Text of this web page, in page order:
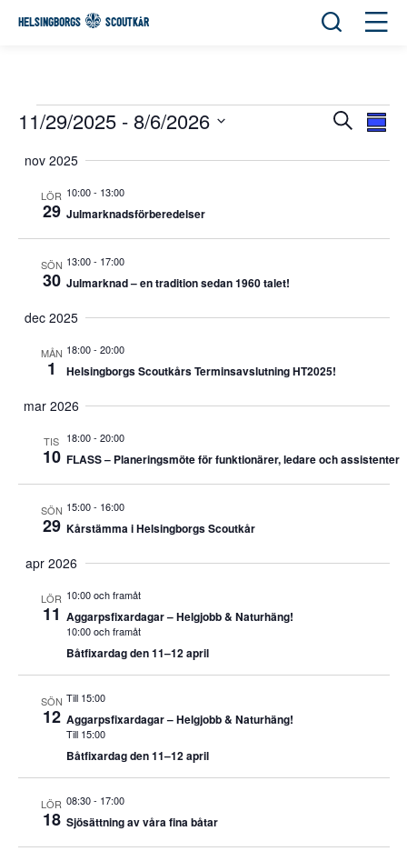
HELSINGBORGS SCOUTKÅR Öppna
Sök
11/29/2025 - 8/6/2026
nov 2025
LÖR
29
10:00- 13:00
Julmarknadsförberedelser
SÖN
30
13:00- 17:00
Julmarknad – en tradition sedan 1960 talet!
dec 2025
MÅN
1
18:00- 20:00
Helsingborgs Scoutkårs Terminsavslutning HT2025!
mar 2026
TIS
10
18:00- 20:00
FLASS – Planeringsmöte för funktionärer, ledare och assistenter
SÖN
29
15:00- 16:00
Kårstämma i Helsingborgs Scoutkår
apr 2026
LÖR
11
10:00 och framåt
Aggarpsfixardagar – Helgjobb & Naturhäng!
10:00 och framåt
Båtfixardag den 11–12 april
SÖN
12
Till 15:00
Aggarpsfixardagar – Helgjobb & Naturhäng!
Till 15:00
Båtfixardag den 11–12 april
LÖR
18
08:30- 17:00
Sjösättning av våra fina båtar